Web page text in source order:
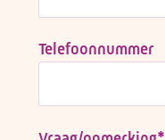
Telefoonnummer